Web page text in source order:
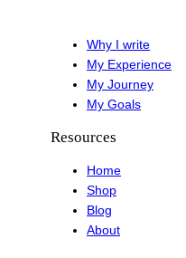
Why I write
My Experience
My Journey
My Goals
Resources
Home
Shop
Blog
About